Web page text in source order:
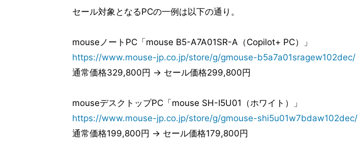
セール対象となるPCの一例は以下の通り。
mouseノートPC「mouse B5-A7A01SR-A（Copilot+ PC）」
https://www.mouse-jp.co.jp/store/g/gmouse-b5a7a01sragew102dec/
通常価格329,800円 → セール価格299,800円
mouseデスクトップPC「mouse SH-I5U01（ホワイト）」
https://www.mouse-jp.co.jp/store/g/gmouse-shi5u01w7bdaw102dec/
通常価格199,800円 → セール価格179,800円